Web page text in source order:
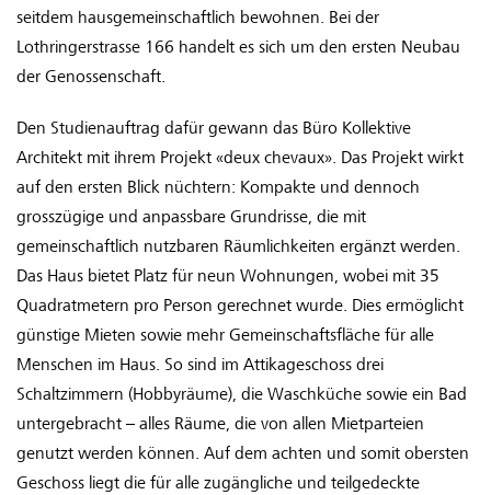
seitdem hausgemeinschaftlich bewohnen. Bei der
Lothringerstrasse 166 handelt es sich um den ersten Neubau
der Genossenschaft.
Den Studienauftrag dafür gewann das Büro Kollektive
Architekt mit ihrem Projekt «deux chevaux». Das Projekt wirkt
auf den ersten Blick nüchtern: Kompakte und dennoch
grosszügige und anpassbare Grundrisse, die mit
gemeinschaftlich nutzbaren Räumlichkeiten ergänzt werden.
Das Haus bietet Platz für neun Wohnungen, wobei mit 35
Quadratmetern pro Person gerechnet wurde. Dies ermöglicht
günstige Mieten sowie mehr Gemeinschaftsfläche für alle
Menschen im Haus. So sind im Attikageschoss drei
Schaltzimmern (Hobbyräume), die Waschküche sowie ein Bad
untergebracht – alles Räume, die von allen Mietparteien
genutzt werden können. Auf dem achten und somit obersten
Geschoss liegt die für alle zugängliche und teilgedeckte